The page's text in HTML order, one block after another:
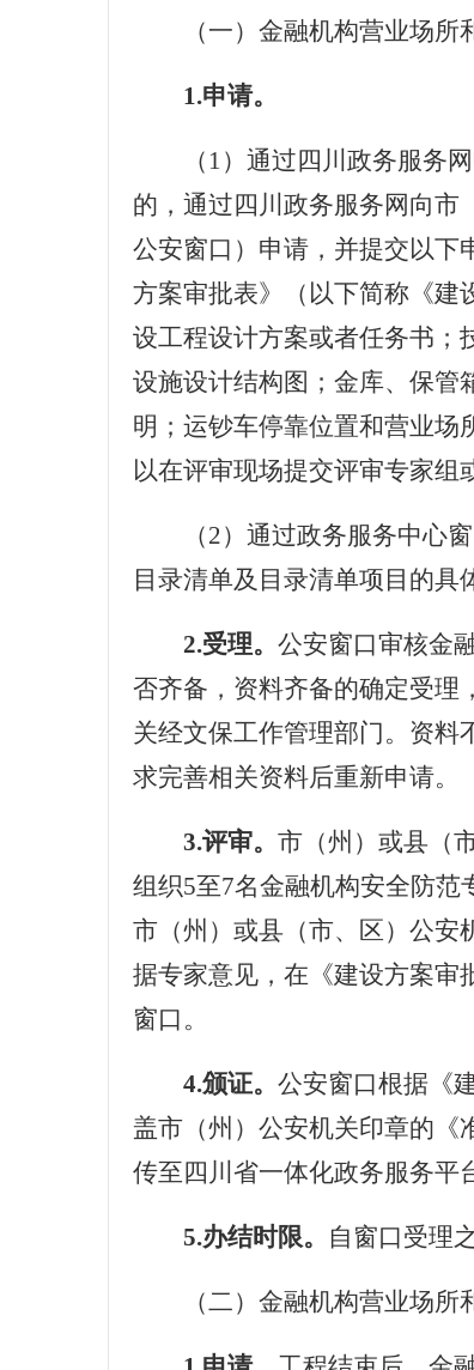
（一）金融机构营业场
1.申请。
（ 1）通过四川政务服务
的，通过四川政务服务网向市
公安窗口）申请，并提交以下
方案审批表》（以下简称《建
设工程设计方案或者任务书；
设施设计结构图；金库、保管
明；运钞车停靠位置和营业场
以在评审现场提交评审专家组
（2）通过政务服务中心
目录清单及目录清单项目的具
2.受理。公安窗口审核金
否齐备，资料齐备的确定受理
关经文保工作管理部门。资料
求完善相关资料后重新申请。
3.评审。市（州）或县（
组织5至7名金融机构安全防范
市（州）或县（市、区）公安
据专家意见，在《建设方案审
窗口。
4.颁证。公安窗口根据《
盖市（州）公安机关印章的《
传至四川省一体化政务服务平
5.办结时限。 自窗口受理
（二）金融机构营业场